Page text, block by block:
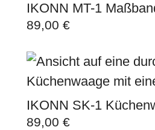
IKONN MT-1
89,00 €
IKONN SK-1
89,00 €